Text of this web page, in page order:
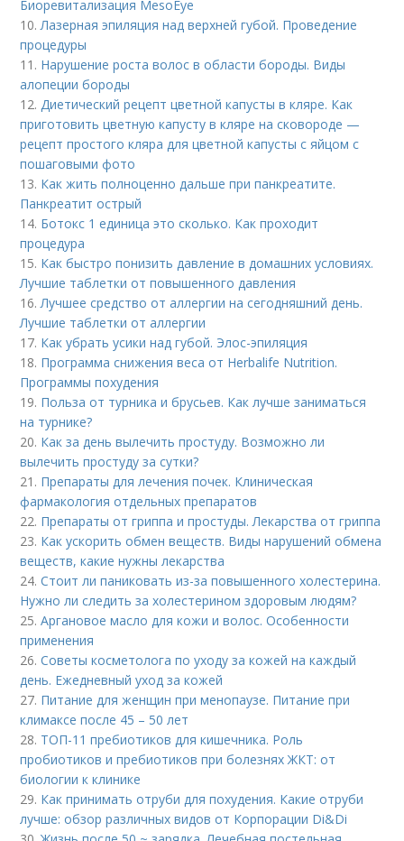
Биоревитализация MesoEye
10.Лазерная эпиляция над верхней губой. Проведение
процедуры
11. Нарушение роста волос в области бороды. Виды
алопеции бороды
12.Диетический рецепт цветной капусты в кляре. Как
приготовить цветную капусту в кляре на сковороде —
рецепт простого кляра для цветной капусты с яйцом с
пошаговыми фото
13. Как жить полноценно дальше при панкреатите.
Панкреатит острый
14. Ботокс 1 единица это сколько. Как проходит
процедура
15. Как быстро понизить давление в домашних условиях.
Лучшие таблетки от повышенного давления
16.Лучшее средство от аллергии на сегодняшний день.
Лучшие таблетки от аллергии
17. Как убрать усики над губой. Элос-эпиляция
18. Программа снижения веса от Herbalife Nutrition.
Программы похудения
19. Польза от турника и брусьев. Как лучше заниматься
на турнике?
20. Как за день вылечить простуду. Возможно ли
вылечить простуду за сутки?
21. Препараты для лечения почек. Клиническая
фармакология отдельных препаратов
22. Препараты от гриппа и простуды. Лекарства от гриппа
23. Как ускорить обмен веществ. Виды нарушений обмена
веществ, какие нужны лекарства
24.Стоит ли паниковать из-за повышенного холестерина.
Нужно ли следить за холестерином здоровым людям?
25.Аргановое масло для кожи и волос. Особенности
применения
26.Советы косметолога по уходу за кожей на каждый
день. Ежедневный уход за кожей
27. Питание для женщин при менопаузе. Питание при
климаксе после 45 – 50 лет
28. ТОП-11 пребиотиков для кишечника. Роль
пробиотиков и пребиотиков при болезнях ЖКТ: от
биологии к клинике
29. Как принимать отруби для похудения. Какие отруби
лучше: обзор различных видов от Корпорации Di&Di